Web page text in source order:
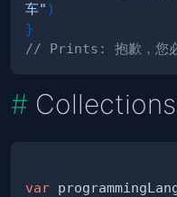
车" )
}
// Prints: 抱歉，您必
Collections
var